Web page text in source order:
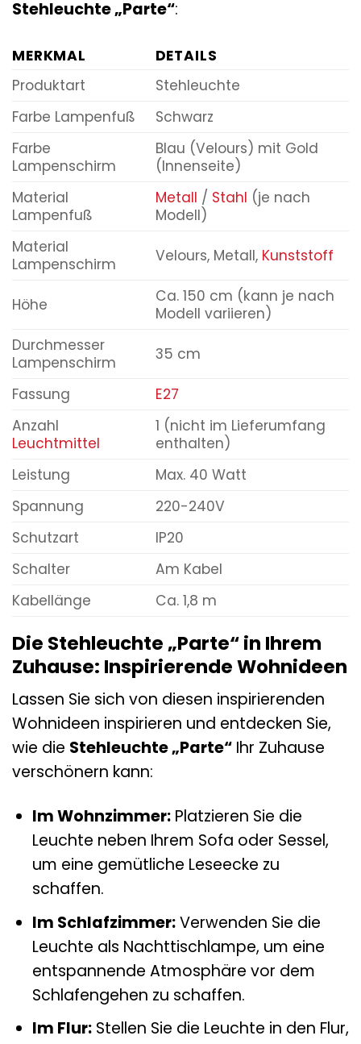
Stehleuchte „Parte“:
MERKMAL
DETAILS
Produktart
Stehleuchte
Farbe Lampenfuß
Schwarz
Farbe
Lampenschirm
Blau (Velours) mit Gold
(Innenseite)
Material
Lampenfuß
Metall / Stahl (je nach
Modell)
Material
Lampenschirm
Velours, Metall, Kunststoff
Höhe
Ca. 150 cm (kann je nach
Modell variieren)
Durchmesser
Lampenschirm
35 cm
Fassung
E27
Anzahl
Leuchtmittel
1 (nicht im Lieferumfang
enthalten)
Leistung
Max. 40 Watt
Spannung
220-240V
Schutzart
IP20
Schalter
Am Kabel
Kabellänge
Ca. 1,8 m
Die Stehleuchte „Parte“ in Ihrem
Zuhause: Inspirierende Wohnideen
Lassen Sie sich von diesen inspirierenden
Wohnideen inspirieren und entdecken Sie,
wie die Stehleuchte „Parte“ Ihr Zuhause
verschönern kann:
Im Wohnzimmer:Platzieren Sie die
Leuchte neben Ihrem Sofa oder Sessel,
um eine gemütliche Leseecke zu
schaffen.
Im Schlafzimmer:Verwenden Sie die
Leuchte als Nachttischlampe, um eine
entspannende Atmosphäre vor dem
Schlafengehen zu schaffen.
Im Flur:Stellen Sie die Leuchte in den Flur,